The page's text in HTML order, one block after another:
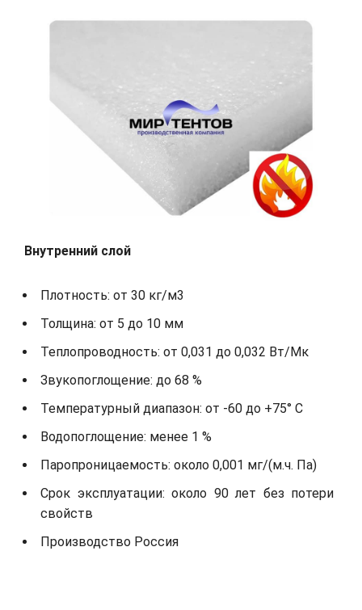
Внутренний слой
Плотность: от 30 кг/м3
Толщина: от 5 до 10 мм
Теплопроводность: от 0,031 до 0,032 Вт/Мк
Звукопоглощение: до 68 %
Температурный диапазон: от -60 до +75° С
Водопоглощение: менее 1 %
Паропроницаемость: около 0,001 мг/(м.ч. Па)
Срок эксплуатации: около 90 лет без потери
свойств
Производство Россия